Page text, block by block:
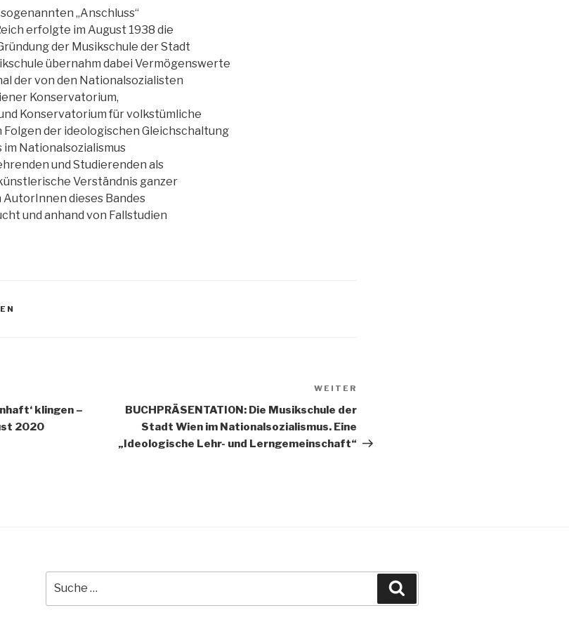
„Anschluss“
erfolgte im August 1938 die
der Musikschule der Stadt
übernahm dabei Vermögenswerte
der von den Nationalsozialisten
Konservatorium,
Konservatorium für volkstümliche
der ideologischen Gleichschaltung
Nationalsozialismus
und Studierenden als
Verständnis ganzer
dieses Bandes
und anhand von Fallstudien
klingen –
2020
WEITER
BUCHPRÄSENTATION: Die Musikschule der
Stadt Wien im Nationalsozialismus. Eine
„Ideologische Lehr- und Lerngemeinschaft“
nach: